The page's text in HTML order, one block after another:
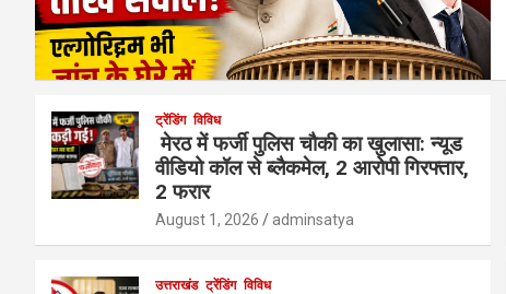
ट्रेंडिंग विविध
मेरठ में फर्जी पुलिस चौकी का खुलासा: न्यूड
वीडियो कॉल से ब्लैकमेल, 2 आरोपी गिरफ्तार,
2 फरार
August 1, 2026 adminsatya
उत्तराखंड ट्रेंडिंग विविध